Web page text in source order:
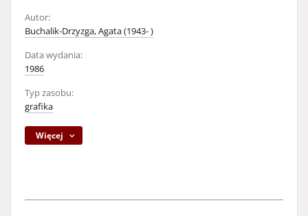
Autor:
Buchalik-Drzyzga, Agata (1943- )
Data wydania:
1986
Typ zasobu:
grafika
Więcej